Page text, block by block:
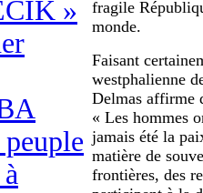
»
fragile
monde.
Faisant
westphalienne
Delmas affirme
« Les hommes
jamais été la
matière de
frontières, des